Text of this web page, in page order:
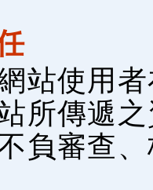
站使用
所傳遞
負審查